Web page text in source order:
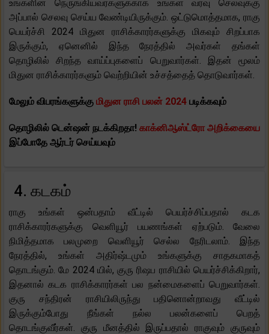
உங்களின் நெருங்கியவர்களுக்காக உங்கள் வரவு செலவுக்கு
அப்பால் செலவு செய்ய வேண்டியிருக்கும். ஒட்டுமொத்தமாக, ராகு
பெயர்ச்சி 2024 மிதுன ராசிக்காரர்களுக்கு மிகவும் சிறப்பாக
இருக்கும், ஏனெனில் இந்த நேரத்தில் அவர்கள் தங்கள்
தொழிலில் சிறந்த வாய்ப்புகளைப் பெறுவார்கள். இதன் மூலம்
மிதுன ராசிக்காரர்களும் வெற்றியின் உச்சத்தைத் தொடுவார்கள்.
மேலும் விபரங்களுக்கு மிதுன ராசி பலன் 2024 படிக்கவும்
தொழிலில் டென்ஷன் நடக்கிறதா! காக்னிஆஸ்ட்ரோ அறிக்கையை
இப்போதே ஆர்டர் செய்யவும்
4. கடகம்
ராகு உங்கள் ஒன்பதாம் வீட்டில் பெயர்ச்சிப்பதால் கடக
ராசிக்காரர்களுக்கு வெளியூர் பயணங்கள் ஏற்படும். வேலை
நிமித்தமாக பலமுறை வெளியூர் செல்ல நேரிடலாம். இந்த
நேரத்தில், உங்கள் அதிர்ஷ்டமும் உங்களுக்கு சாதகமாகத்
தொடங்கும். மே 2024 யில், குரு ரிஷப ராசியில் பெயர்ச்சிக்கிறார்,
இதனால் கடக ராசிக்காரர்கள் பல நன்மைகளைப் பெறுவார்கள்.
குரு சந்திரன் ராசியிலிருந்து பதினொன்றாவது வீட்டில்
இருக்கும்போது நீங்கள் நல்ல பலன்களைப் பெறத்
தொடங்குவீர்கள். குரு மீனத்தில் இருப்பதால் ராகுவும் குருவும்